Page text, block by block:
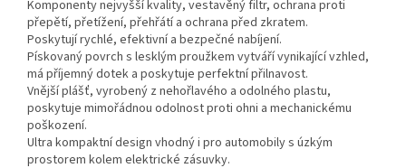
Komponenty nejvyšší kvality, vestavěný filtr, ochrana proti
přepětí, přetížení, přehřátí a ochrana před zkratem.
Poskytují rychlé, efektivní a bezpečné nabíjení.
Pískovaný povrch s lesklým proužkem vytváří vynikající vzhled,
má příjemný dotek a poskytuje perfektní přilnavost.
Vnější plášť, vyrobený z nehořlavého a odolného plastu,
poskytuje mimořádnou odolnost proti ohni a mechanickému
poškození.
Ultra kompaktní design vhodný i pro automobily s úzkým
prostorem kolem elektrické zásuvky.